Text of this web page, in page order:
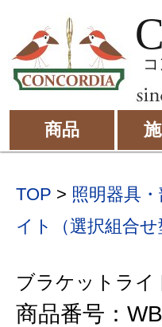
商品
TOP > 照明器具
イト（選択組合せ
ブラケットライ
商品番号：